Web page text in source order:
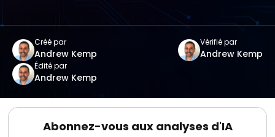
Créé par
Andrew Kemp
Vérifié par
Andrew Kemp
Édité par
Andrew Kemp
Abonnez-vous aux analyses d'IA